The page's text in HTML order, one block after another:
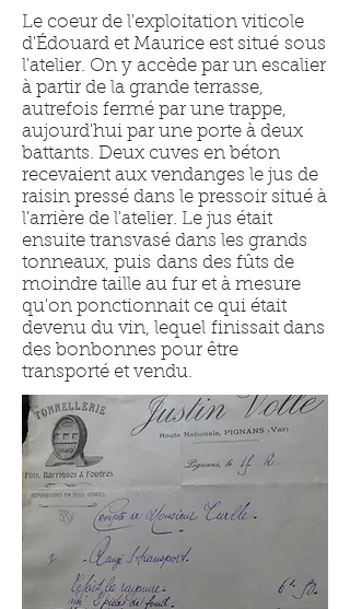
Le coeur de l'exploitation viticole
d'Édouard et Maurice est situé sous
l'atelier. On y accède par un escalier
à partir de la grande terrasse,
autrefois fermé par une trappe,
aujourd'hui par une porte à deux
battants. Deux cuves en béton
recevaient aux vendanges le jus de
raisin pressé dans le pressoir situé à
l'arrière de l'atelier. Le jus était
ensuite transvasé dans les grands
tonneaux, puis dans des fûts de
moindre taille au fur et à mesure
qu'on ponctionnait ce qui était
devenu du vin, lequel finissait dans
des bonbonnes pour être
transporté et vendu.